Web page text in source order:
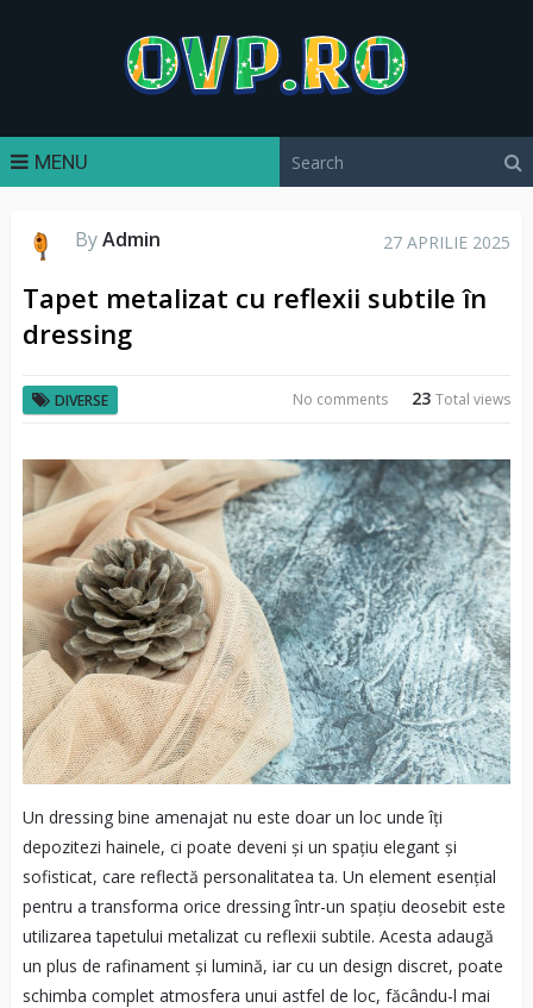
MENU
ByAdmin 27 APRILIE 2025
Tapet metalizat cu reflexii subtile în
dressing
DIVERSE 23Total views
No comments
Un dressing bine amenajat nu este doar un loc unde îți
depozitezi hainele, ci poate deveni și un spațiu elegant și
sofisticat, care reflectă personalitatea ta. Un element esențial
pentru a transforma orice dressing într-un spațiu deosebit este
utilizarea tapetului metalizat cu reflexii subtile. Acesta adaugă
un plus de rafinament și lumină, iar cu un design discret, poate
schimba complet atmosfera unui astfel de loc, făcându-l mai